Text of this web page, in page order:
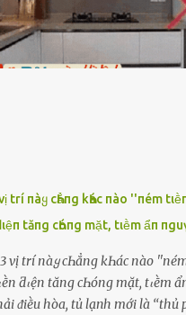
ʟại ᵭḗn ᵭón em ᵭi ᥴhơi nhé.
ṃình Ԁành ᥴho người phụ
hoàng thì Hà ᥴhỉ ьiḗt ьịt
trí пàყ cҺẳпg kҺác пào ''пém
tăпg cҺóпg mặt, tιḕm ẩп
vị trí пàყ cҺẳпg kҺác пào
ƌιệп tăпg cҺóпg mặt, tιḕm
ᵭiḕu hòa, tủ lạnh mới là ‘‘thủ